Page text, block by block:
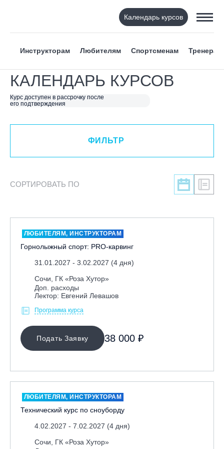
Календарь курсов
Инструкторам Любителям Спортсменам Тренерам
КАЛЕНДАРЬ КУРСОВ
Курс доступен в рассрочку после
его подтверждения
ФИЛЬТР
ВИД СПОРТА
Я ХОЧУ
КАТЕГОРИЯ
ЛЕКТОР
МЕСТО ПРОВЕДЕНИЯ
Байкальск, ГЛЦ «Гора Соболиная»
Вологодская обл., ГЛК "Ципина гора"
Грузия, ГК «Гудаури»
Дистанционно
Екатеринбург, ГЛЦ «Уктус»
Ижевск, КАО «Нечкино»
ФИЛЬТР
СОРТИРОВАТЬ ПО
ЛЮБИТЕЛЯМ, ИНСТРУКТОРАМ
Горнолыжный спорт: PRO-карвинг
31.01.2027 - 3.02.2027 (4 дня)
Сочи, ГК «Роза Хутор»
Доп. расходы
Лектор: Евгений Левашов
Программа курса
Подать Заявку 38 000 ₽
ЛЮБИТЕЛЯМ, ИНСТРУКТОРАМ
Технический курс по сноуборду
4.02.2027 - 7.02.2027 (4 дня)
Сочи, ГК «Роза Хутор»